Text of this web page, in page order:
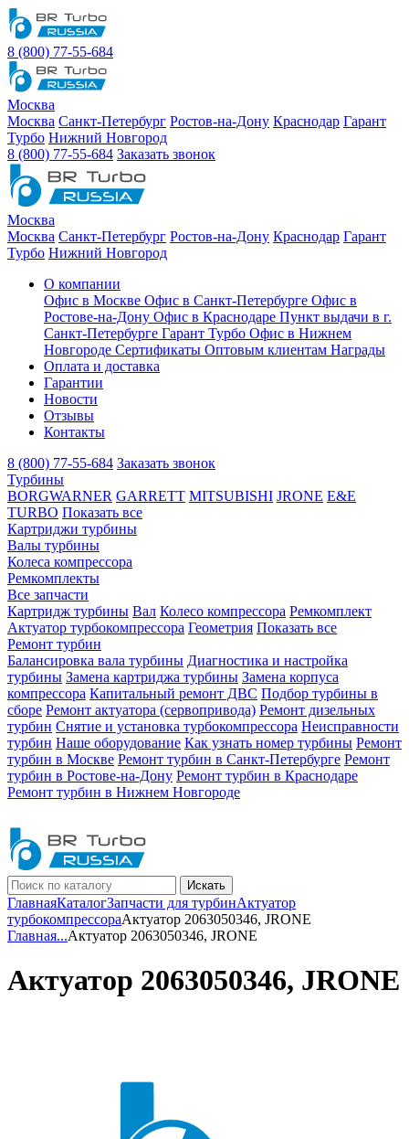
8 (800) 77-55-684
Москва
Москва Санкт-Петербург Ростов-на-Дону Краснодар Гарант
Турбо Нижний Новгород
8 (800) 77-55-684 Заказать звонок
Москва
Москва Санкт-Петербург Ростов-на-Дону Краснодар Гарант
Турбо Нижний Новгород
О компании
Офис в Москве Офис в Санкт-Петербурге Офис в
Ростове-на-Дону Офис в Краснодаре Пункт выдачи в г.
Санкт-Петербурге Гарант Турбо Офис в Нижнем
Новгороде Сертификаты Оптовым клиентам Награды
Оплата и доставка
Гарантии
Новости
Отзывы
Контакты
8 (800) 77-55-684 Заказать звонок
Турбины
BORGWARNER GARRETT MITSUBISHI JRONE E&E
TURBO Показать все
Картриджи турбины
Валы турбины
Колеса компрессора
Ремкомплекты
Все запчасти
Картридж турбины Вал Колесо компрессора Ремкомплект
Актуатор турбокомпрессора Геометрия Показать все
Ремонт турбин
Балансировка вала турбины Диагностика и настройка
турбины Замена картриджа турбины Замена корпуса
компрессора Капитальный ремонт ДВС Подбор турбины в
сборе Ремонт актуатора (сервопривода) Ремонт дизельных
турбин Снятие и установка турбокомпрессора Неисправности
турбин Наше оборудование Как узнать номер турбины Ремонт
турбин в Москве Ремонт турбин в Санкт-Петербурге Ремонт
турбин в Ростове-на-Дону Ремонт турбин в Краснодаре
Ремонт турбин в Нижнем Новгороде
Искать
ГлавнаяКаталогЗапчасти для турбинАктуатор
турбокомпрессораАктуатор 2063050346, JRONE
Главная...Актуатор 2063050346, JRONE
Актуатор 2063050346, JRONE